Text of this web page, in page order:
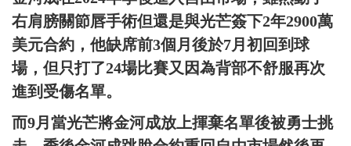
右肩膀關節唇手術但還是與光芒簽下2年2900萬
美元合約，他缺席前3個月後於7月初回到球
場，但只打了24場比賽又因為背部不舒服再次
進到受傷名單。
而9月當光芒將金河成放上揮棄名單後被勇士挑